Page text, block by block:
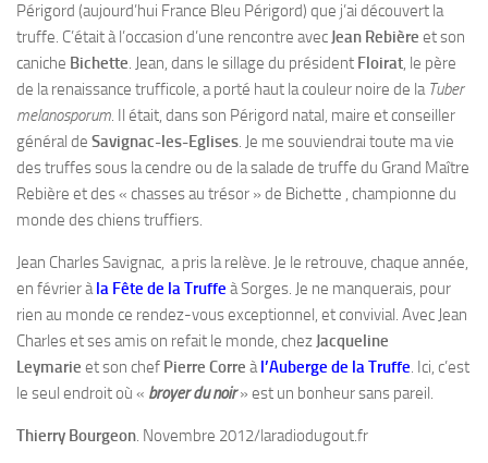
Périgord (aujourd’hui France Bleu Périgord) que j’ai découvert la
truffe. C’était à l’occasion d’une rencontre avec Jean Rebière et son
caniche Bichette. Jean, dans le sillage du président Floirat, le père
de la renaissance trufficole, a porté haut la couleur noire de la Tuber
melanosporum. Il était, dans son Périgord natal, maire et conseiller
général de Savignac-les-Eglises. Je me souviendrai toute ma vie
des truffes sous la cendre ou de la salade de truffe du Grand Maître
Rebière et des « chasses au trésor » de Bichette , championne du
monde des chiens truffiers.
Jean Charles Savignac, a pris la relève. Je le retrouve, chaque année,
en février à la Fête de la Truffe à Sorges. Je ne manquerais, pour
rien au monde ce rendez-vous exceptionnel, et convivial. Avec Jean
Charles et ses amis on refait le monde, chez Jacqueline
Leymarie et son chef Pierre Corre à l’Auberge de la Truffe. Ici, c’est
le seul endroit où « broyer du noir» est un bonheur sans pareil.
Thierry Bourgeon. Novembre 2012/laradiodugout.fr